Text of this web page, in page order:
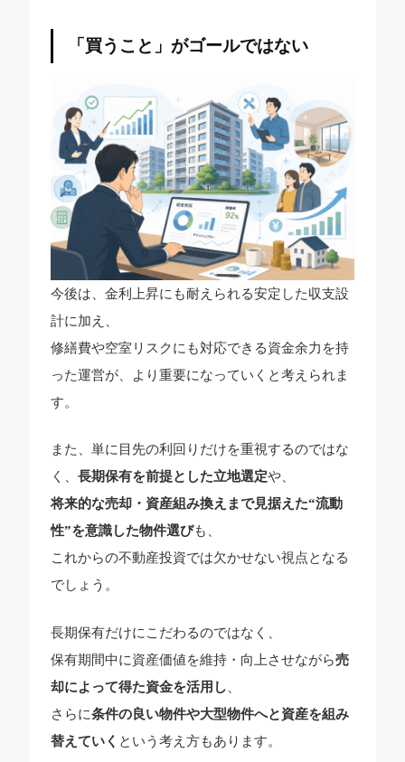
「買うこと」がゴールではない
今後は、金利上昇にも耐えられる安定した収支設
計に加え、
修繕費や空室リスクにも対応できる資金余力を持
った運営が、より重要になっていくと考えられま
す。
また、単に目先の利回りだけを重視するのではな
く、 長期保有を前提とした立地選定や、
将来的な売却・資産組み換えまで見据えた“流動
性”を意識した物件選びも、
これからの不動産投資では欠かせない視点となる
でしょう。
長期保有だけにこだわるのではなく、
保有期間中に資産価値を維持・向上させながら売
却によって得た資金を活用し
さらに条件の良い物件や大型物件へと資産を組み
替えていく という考え方もあります。